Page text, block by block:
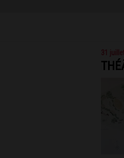
31